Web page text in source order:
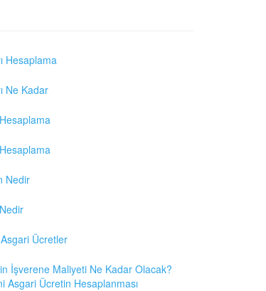
Hesaplama
Ne Kadar
Nedir
Ücretler
İşverene Maliyeti Ne Kadar Olacak?
Asgari Ücretin Hesaplanması